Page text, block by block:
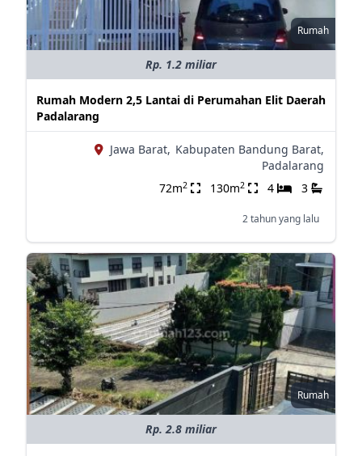
Rumah
Rp. 1.2 miliar
Rumah Modern 2,5 Lantai di Perumahan Elit Daerah
Padalarang
Jawa Barat, Kabupaten Bandung Barat,
Padalarang
72m2 130m2 4 3
2 tahun yang lalu
Rumah
Rp. 2.8 miliar